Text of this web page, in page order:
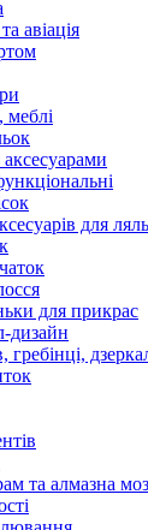
авіація
для
для прикрас
дизайн
гребінці,
та алмазна